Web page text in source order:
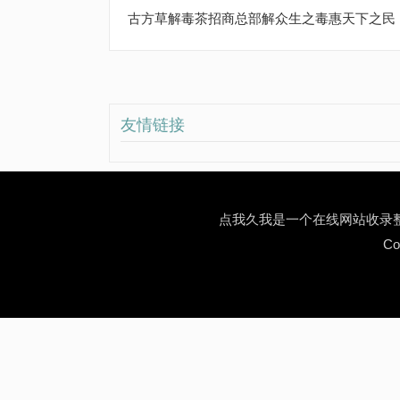
古方草解毒茶招商总部解众生之毒惠天下之民
友情链接
点我久我是一个在线网站收